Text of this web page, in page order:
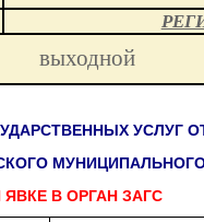
выходной
УСЛУГ
В ОРГАН ЗАГС